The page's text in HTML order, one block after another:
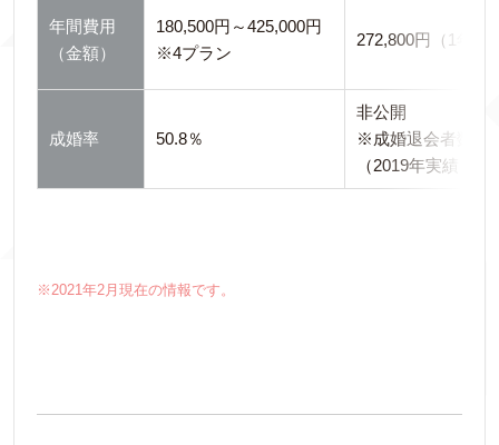
年間費用
（金額）
180,500円～425,000円
※4プラン
272,800円（1年間
成婚率 50.8％
非公開
※成婚退会者数
（2019年実績）
※2021年2月現在の情報です。